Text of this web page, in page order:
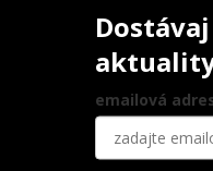
emailová